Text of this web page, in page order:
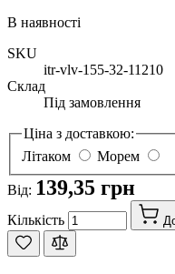
В наявності
SKU
itr-vlv-155-32-11210
Склад
Під замовлення
Ціна з доставкою:
Літаком
Морем
Від: 139,35 грн
Кількість